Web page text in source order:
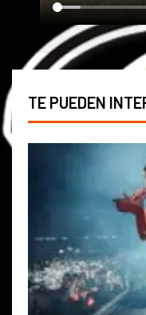
TE PUEDEN